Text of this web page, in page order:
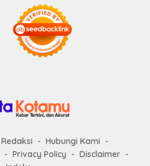
Redaksi
Hubungi Kami
Privacy Policy
Disclaimer